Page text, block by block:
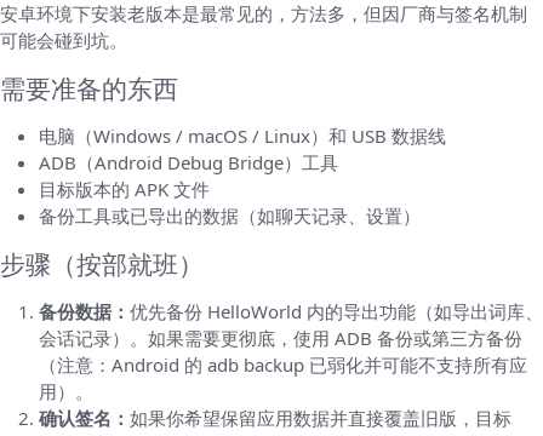
安卓环境下安装老版本是最常见的，方法多，但因厂商与签名机制
可能会碰到坑。
需要准备的东西
电脑（Windows / macOS / Linux）和 USB 数据线
ADB（Android Debug Bridge）工具
目标版本的 APK 文件
备份工具或已导出的数据（如聊天记录、设置）
步骤（按部就班）
备份数据： 优先备份 HelloWorld 内的导出功能（如导出词库、
会话记录）。如果需要更彻底，使用 ADB 备份或第三方备份
（注意：Android 的 adb backup 已弱化并可能不支持所有应
用）。
确认签名： 如果你希望保留应用数据并直接覆盖旧版，目标